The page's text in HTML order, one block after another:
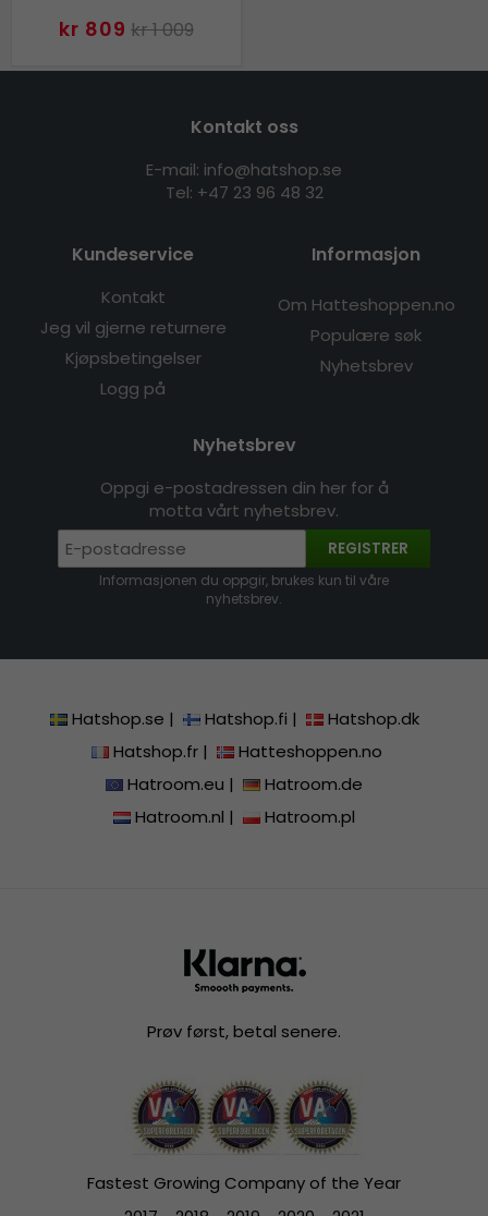
kr 809 kr 1 009
Kontakt oss
E-mail: info@hatshop.se
Tel: +47 23 96 48 32
Kundeservice
Kontakt
Jeg vil gjerne returnere
Kjøpsbetingelser
Logg på
Informasjon
Om Hatteshoppen.no
Populære søk
Nyhetsbrev
Nyhetsbrev
Oppgi e-postadressen din her for å
motta vårt nyhetsbrev.
REGISTRER
Informasjonen du oppgir, brukes kun til våre
nyhetsbrev.
Hatshop.se | Hatshop.fi |
Hatshop.dk
Hatshop.fr|
Hatteshoppen.no
Hatroom.eu |
Hatroom.de
Hatroom.nl | Hatroom.pl
Prøv først, betal senere.
Fastest Growing Company of the Year